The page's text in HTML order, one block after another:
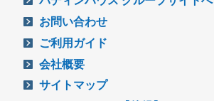
お問い合わせ
ご利用ガイド
会社概要
サイトマップ